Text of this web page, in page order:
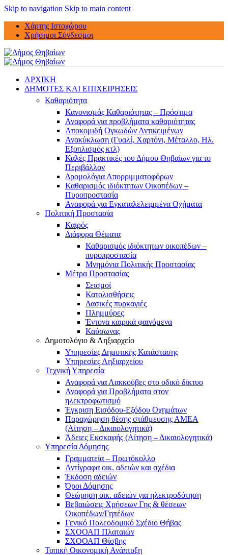
Skip to navigation Skip to main content
Χάρτης Ιστοχώρου
Χρήσιμοι Σύνδεσμοι
ΑΡΧΙΚΗ
ΔΗΜΟΤΕΣ ΚΑΙ ΕΠΙΧΕΙΡΗΣΕΙΣ
Καθαριότητα
Κανονισμός Καθαριότητας – Πρόστιμα
Αναφορά για προβλήματα καθαριότητας
Αποκομιδή Ογκωδών Αντικειμένων
Ανακύκλωση (Γυαλί, Χαρτόνι, Μέταλλο, Ηλ.
Εξοπλισμός κτλ)
Καλές Πρακτικές του Δήμου Θηβαίων για το
Περιβάλλον
Δρομολόγια Απορριμματοφόρων
Καθαρισμός ιδιόκτητων Οικοπέδων –
Πυροπροστασία
Αναφορά για Εγκαταλελειμμένα Οχήματα
Πολιτική Προστασία
Καιρός
Διάφορα Θέματα
Καθαρισμός ιδιόκτητων οικοπέδων –
πυροπροστασία
Μνημόνια Πολιτικής Προστασίας
Μέτρα Προστασίας
Σεισμοί
Κατολισθήσεις
Δασικές πυρκαγιές
Πλημμύρες
Έντονα καιρικά φαινόμενα
Καύσωνας
Δημοτολόγιο & Ληξιαρχείο
Υπηρεσίες Δημοτικής Κατάστασης
Υπηρεσίες Ληξιαρχείου
Τεχνική Υπηρεσία
Αναφορά για Λακκούβες στο οδικό δίκτυο
Αναφορά για Προβλήματα στον
ηλεκτροφωτισμό
Έγκριση Εισόδου-Εξόδου Οχημάτων
Παραχώρηση θέσης στάθμευσης ΑΜΕΑ
(Αίτηση – Δικαιολογητικά)
Άδειες Εκσκαφής (Αίτηση – Δικαιολογητικά)
Υπηρεσία Δόμησης
Γραμματεία – Πρωτόκολλο
Αντίγραφα οικ. αδειών και σχέδια
Έκδοση αδειών
Όροι Δόμησης
Θεώρηση οικ. αδειών για ηλεκτροδότηση
Βεβαιώσεις Χρήσεων Γης & θέσεων
Οικοπέδων/Γηπέδων
Γενικό Πολεοδομικό Σχέδιο Θήβας
ΣΧΟΟΑΠ Πλαταιών
ΣΧΟΟΑΠ Θίσβης
Τοπική Οικονομική Ανάπτυξη